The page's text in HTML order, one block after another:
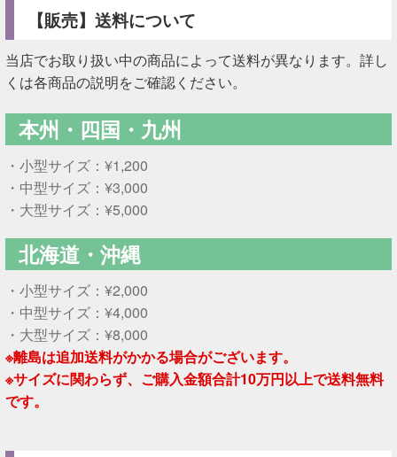
【販売】送料について
当店でお取り扱い中の商品によって送料が異なります。詳し
くは各商品の説明をご確認ください。
本州・四国・九州
・小型サイズ：¥1,200
・中型サイズ：¥3,000
・大型サイズ：¥5,000
北海道・沖縄
・小型サイズ：¥2,000
・中型サイズ：¥4,000
・大型サイズ：¥8,000
※離島は追加送料がかかる場合がございます。
※サイズに関わらず、ご購入金額合計10万円以上で送料無料
です。